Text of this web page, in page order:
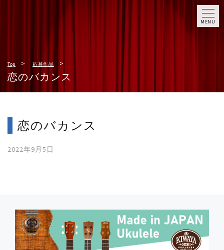
MENU
Top 応募作品
恋のバカンス
恋のバカンス
2022年9月5日